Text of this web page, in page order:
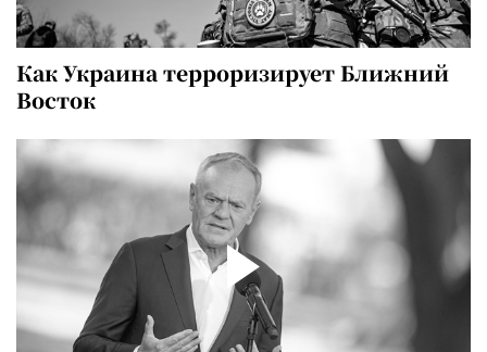
Как Украина терроризирует Ближний
Восток